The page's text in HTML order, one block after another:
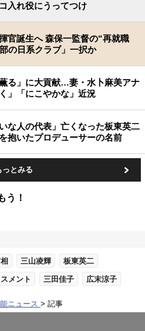
入れ役にうってつけ
官誕生へ 森保一監督の“再就職
の日系クラブ」一択か
る」に大貢献…妻・水卜麻美アナ
」「にこやかな」近況
な人の代表」亡くなった板東英二
抱いたプロデューサーの名前
っとみる
う！
三山凌輝 板東英二
メント 三田佳子 広末涼子
ニュース 記事